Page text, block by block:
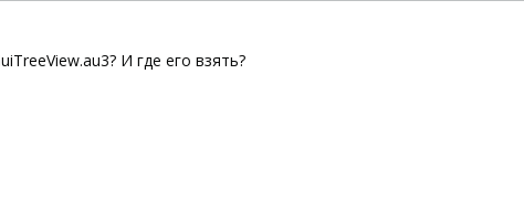
И где его взять?